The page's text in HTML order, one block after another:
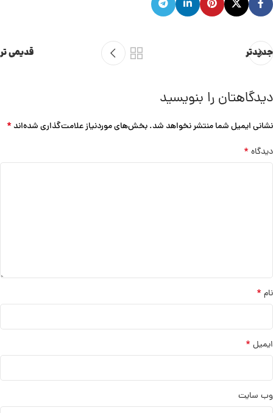
جدیدتر قدیمی تر
دیدگاهتان را بنویسید
نشانی ایمیل شما منتشر نخواهد شد.بخش‌های موردنیاز علامت‌گذاری شده‌اند*
دیدگاه *
نام *
ایمیل *
وب‌ سایت